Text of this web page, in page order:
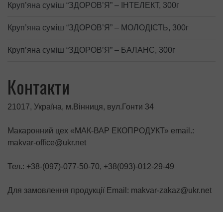
Круп’яна суміш “ЗДОРОВ’Я” – ІНТЕЛЕКТ, 300г
Круп’яна суміш “ЗДОРОВ’Я” – МОЛОДІСТЬ, 300г
Круп’яна суміш “ЗДОРОВ’Я” – БАЛАНС, 300г
Контакти
21017, Україна, м.Вінниця, вул.Гонти 34
Макаронний цех «МАК-ВАР ЕКОПРОДУКТ» email.:
makvar-office@ukr.net
Тел.: +38-(097)-077-50-70, +38(093)-012-29-49
Для замовлення продукції Email: makvar-zakaz@ukr.net